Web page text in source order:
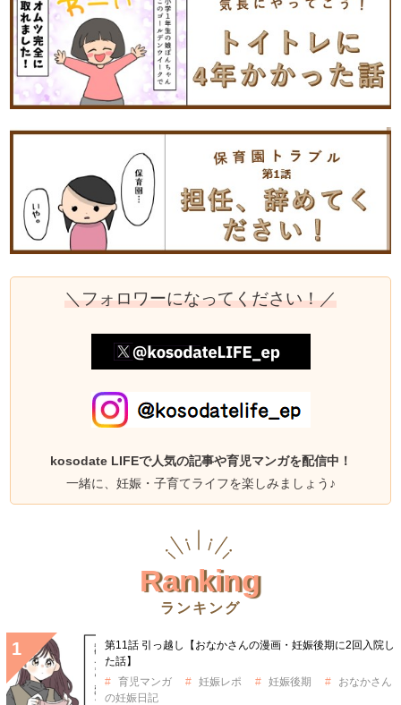
＼フォロワーになってください！／
kosodate LIFEで人気の記事や育児マンガを配信中！
一緒に、妊娠・子育てライフを楽しみましょう♪
Ranking
ランキング
第11話 引っ越し【おなかさんの漫画・妊娠後期に2回入院し
た話】
育児マンガ
妊娠レポ 妊娠後期
おなかさん
の妊娠日記